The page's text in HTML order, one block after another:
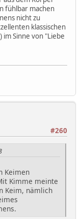
fühlbar machen
nicht zu
klassischen
Sinne von "Liebe
#260
Keimen
Kimme meinte
Keim, nämlich